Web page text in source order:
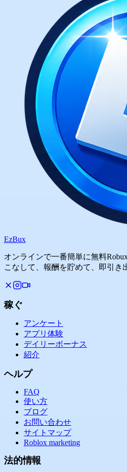
EzBux
オンラインで一番簡単に無料
こなして、報酬を貯めて、即引き
稼ぐ
アンケート
アプリ体験
デイリーボーナス
紹介
ヘルプ
FAQ
使い方
ブログ
お問い合わせ
サイトマップ
Roblox marketing
法的情報